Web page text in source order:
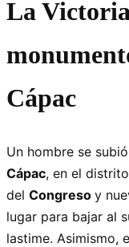
La
Cápac
Un hombre se
Cápac, en el
del Congreso y
lugar para bajar al
lastime. Asimismo,